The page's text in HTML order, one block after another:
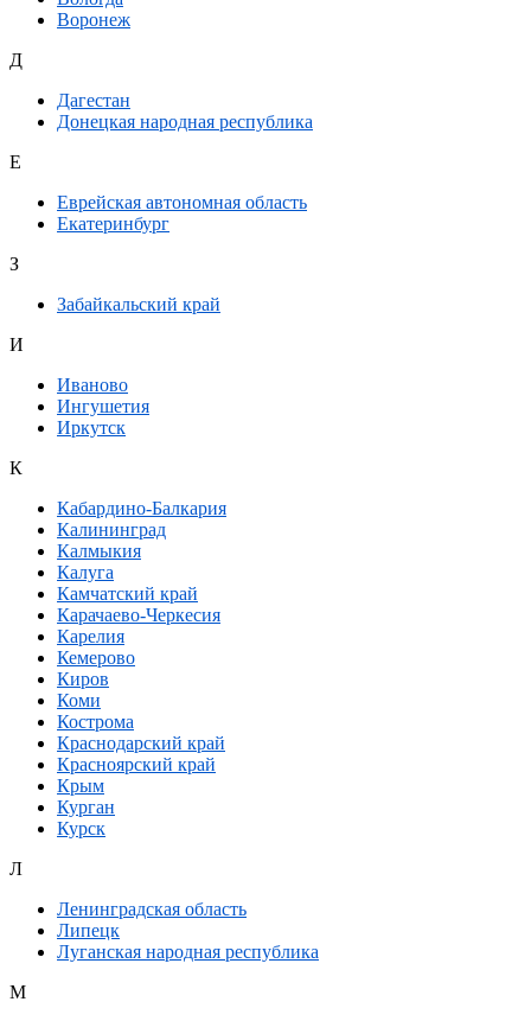
Воронеж
Д
Дагестан
Донецкая народная республика
Е
Еврейская автономная область
Екатеринбург
З
Забайкальский край
И
Иваново
Ингушетия
Иркутск
К
Кабардино-Балкария
Калининград
Калмыкия
Калуга
Камчатский край
Карачаево-Черкесия
Карелия
Кемерово
Киров
Коми
Кострома
Краснодарский край
Красноярский край
Крым
Курган
Курск
Л
Ленинградская область
Липецк
Луганская народная республика
М